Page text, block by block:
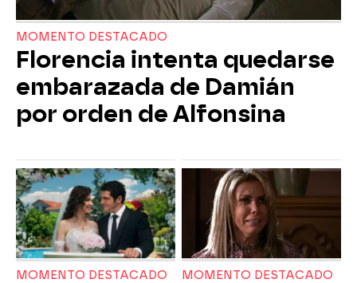
MOMENTO DESTACADO
Florencia intenta quedarse
embarazada de Damián
por orden de Alfonsina
MOMENTO DESTACADO MOMENTO DESTACADO